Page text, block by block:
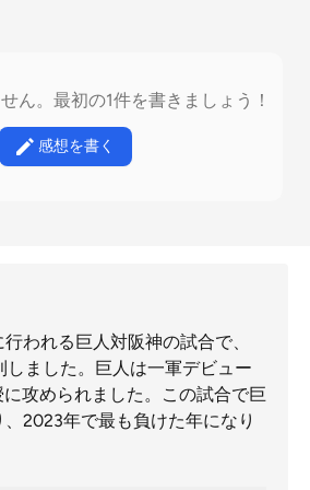
ん。最初の1件を書きましょう！
感想を書く
われる巨人対阪神の試合で、
しました。巨人は一軍デビュー
攻められました。この試合で巨
2023年で最も負けた年になり